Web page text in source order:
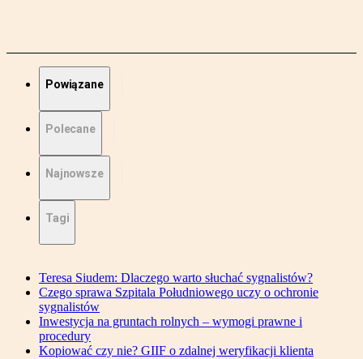
Powiązane
Polecane
Najnowsze
Tagi
Teresa Siudem: Dlaczego warto słuchać sygnalistów?
Czego sprawa Szpitala Południowego uczy o ochronie
sygnalistów
Inwestycja na gruntach rolnych – wymogi prawne i
procedury
Kopiować czy nie? GIIF o zdalnej weryfikacji klienta